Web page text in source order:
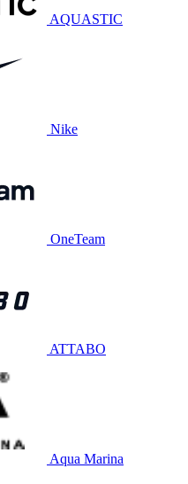
AQUASTIC
Nike
OneTeam
ATTABO
Aqua Marina